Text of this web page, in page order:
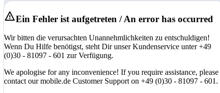
Ein Fehler ist aufgetreten / An error has occurred
Wir bitten die verursachten Unannehmlichkeiten zu entschuldigen!
Wenn Du Hilfe benötigst, steht Dir unser Kundenservice unter +49
(0)30 - 81097 - 601 zur Verfügung.
We apologise for any inconvenience! If you require assistance, please
contact our mobile.de Customer Support on +49 (0)30 - 81097 - 601.